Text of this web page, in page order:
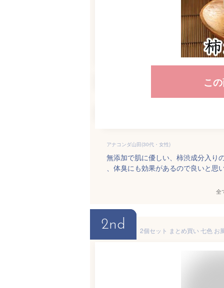
こ
アナコンダ山田(30代・女性)
無添加で肌に優しい、柿渋成分入り
、体臭にも効果があるので良いと思
全
2nd